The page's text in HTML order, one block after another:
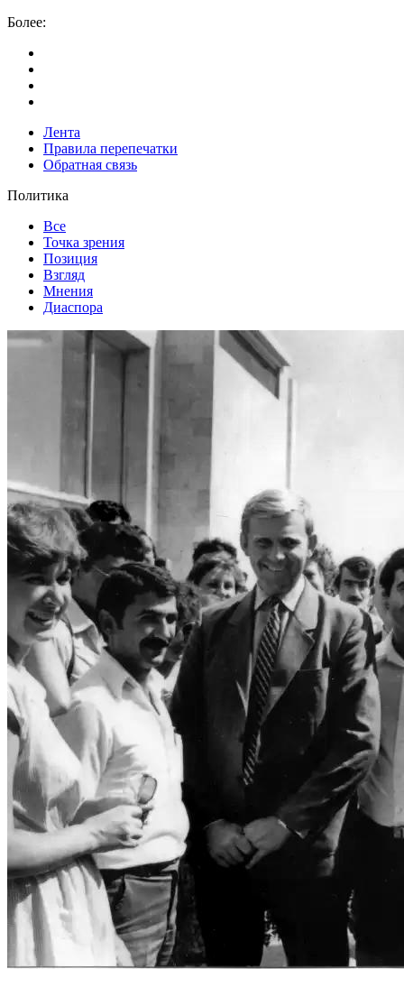
Более:
Лента
Правила перепечатки
Обратная связь
Политика
Все
Точка зрения
Позиция
Взгляд
Мнения
Диаспора